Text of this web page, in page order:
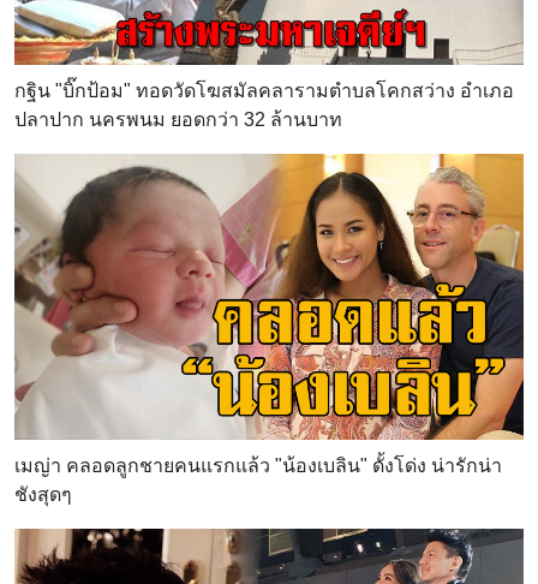
กฐิน "บิ๊กป้อม" ทอดวัดโฆสมัลคลารามตำบลโคกสว่าง อำเภอ
ปลาปาก นครพนม ยอดกว่า 32 ล้านบาท
เมญ่า คลอดลูกชายคนแรกแล้ว "น้องเบลิน" ดั้งโด่ง น่ารักน่า
ชังสุดๆ